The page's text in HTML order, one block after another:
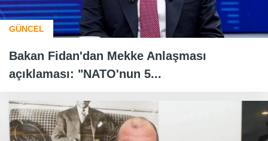
GÜNCEL
Bakan Fidan'dan Mekke Anlaşması
açıklaması: "NATO'nun 5...